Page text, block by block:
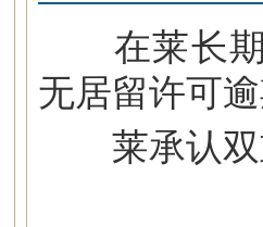
在莱长期
无居留许可
莱承认双